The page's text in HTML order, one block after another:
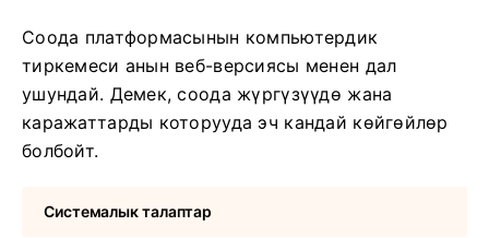
Соода платформасынын компьютердик
тиркемеси анын веб-версиясы менен дал
ушундай. Демек, соода жүргүзүүдө жана
каражаттарды которууда эч кандай көйгөйлөр
болбойт.
Системалык талаптар